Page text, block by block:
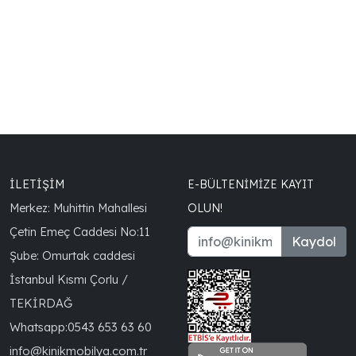
İLETİŞİM
Merkez: Muhittin Mahallesi
Çetin Emeç Caddesi No:11
Şube: Omurtak caddesi
İstanbul Kısmı Çorlu /
TEKİRDAĞ
Whatsapp:0543 653 63 60
info@kinikmobilya.com.tr
E-BÜLTENIMIZE KAYIT
OLUN!
Kaydol